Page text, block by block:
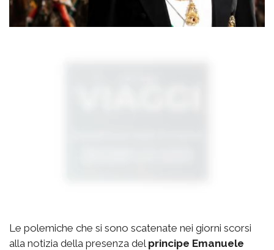
Le polemiche che si sono scatenate nei giorni scorsi
alla notizia della presenza del principe Emanuele